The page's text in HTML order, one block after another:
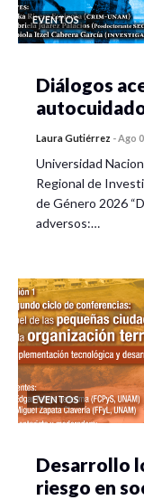
EVENTOS
Diálogos
Laura Gutiérrez -Ago
Universidad
Regional de
de Género 2026
adversos:…
EVENTOS
Desarrollo
riesgo en